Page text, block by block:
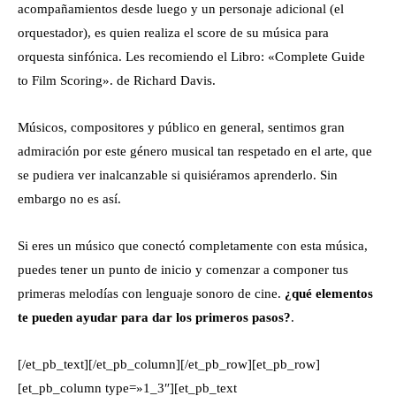
acompañamientos desde luego y un personaje adicional (el
orquestador), es quien realiza el score de su música para
orquesta sinfónica. Les recomiendo el Libro: «Complete Guide
to Film Scoring». de Richard Davis.
Músicos, compositores y público en general, sentimos gran
admiración por este género musical tan respetado en el arte, que
se pudiera ver inalcanzable si quisiéramos aprenderlo. Sin
embargo no es así.
Si eres un músico que conectó completamente con esta música,
puedes tener un punto de inicio y comenzar a componer tus
primeras melodías con lenguaje sonoro de cine. ¿qué elementos
te pueden ayudar para dar los primeros pasos?.
[/et_pb_text][/et_pb_column][/et_pb_row][et_pb_row]
[et_pb_column type=»1_3″][et_pb_text